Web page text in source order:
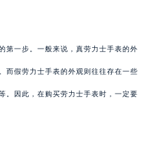
一步。一般来说，真劳力士手表的外
而假劳力士手表的外观则往往存在一些
。因此，在购买劳力士手表时，一定要